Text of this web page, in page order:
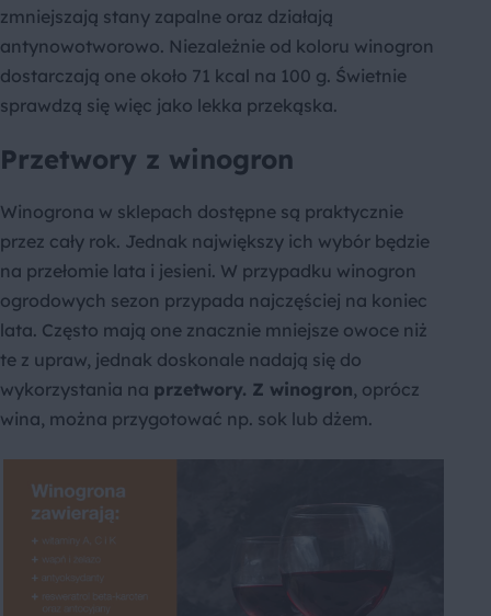
zmniejszają stany zapalne oraz działają
antynowotworowo. Niezależnie od koloru winogron
dostarczają one około 71 kcal na 100 g. Świetnie
sprawdzą się więc jako lekka przekąska.
Przetwory z winogron
Winogrona w sklepach dostępne są praktycznie
przez cały rok. Jednak największy ich wybór będzie
na przełomie lata i jesieni. W przypadku winogron
ogrodowych sezon przypada najczęściej na koniec
lata. Często mają one znacznie mniejsze owoce niż
te z upraw, jednak doskonale nadają się do
wykorzystania na przetwory. Z winogron, oprócz
wina, można przygotować np. sok lub dżem.